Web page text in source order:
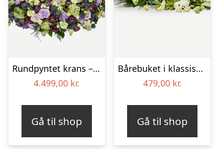
Rundpyntet krans – Et eksklusivt farvel
4.499,00 kr.
Gå til shop
Bårebuket i klassisk stil – hvid
479,00 kr.
Gå til shop